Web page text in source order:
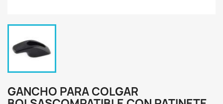
GANCHO PARA COLGAR